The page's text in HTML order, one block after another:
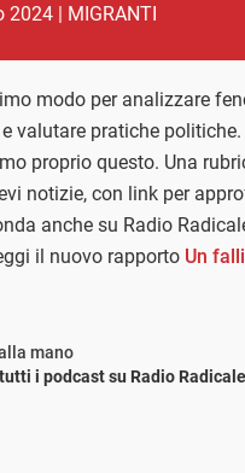
2024 | MIGRANTI
modo per analizzare
valutare pratiche politiche.
proprio questo. Una
notizie, con link per
anche su Radio
il nuovo rapporto Un
mano
i podcast su Radio